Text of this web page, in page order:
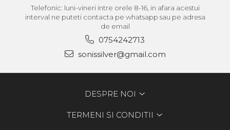
Telefonic: luni-vineri intre orele 8-16, in afara acestui
interval ne puteti contacta pe whatsapp sau pe adresa
de email
0754242713
sonissilver@gmail.com
DESPRE NOI
TERMENI SI CONDITII